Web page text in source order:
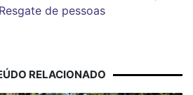
de pessoas
RELACIONADO